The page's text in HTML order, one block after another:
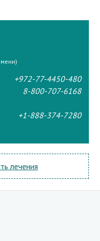
+972-77-4450-480
8-800-707-6168
+1-888-374-7280
лечения